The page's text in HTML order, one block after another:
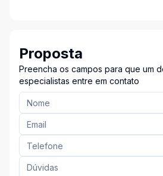
Proposta
Preencha os campos para que um
especialistas entre em contato